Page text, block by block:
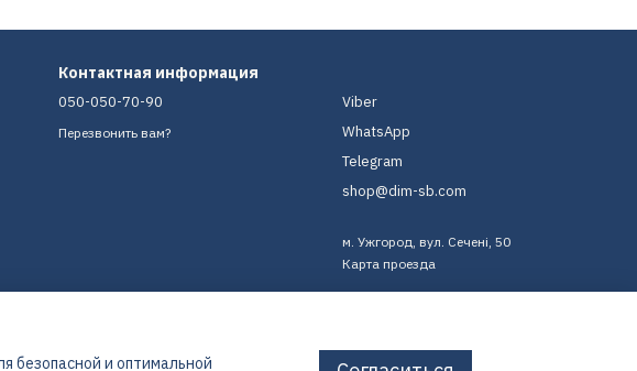
Контактная информация
050-050-70-90
Перезвонить вам?
Viber
WhatsApp
Telegram
shop@dim-sb.com
м. Ужгород, вул. Сечені, 50
Карта проезда
безопасной и оптимальной